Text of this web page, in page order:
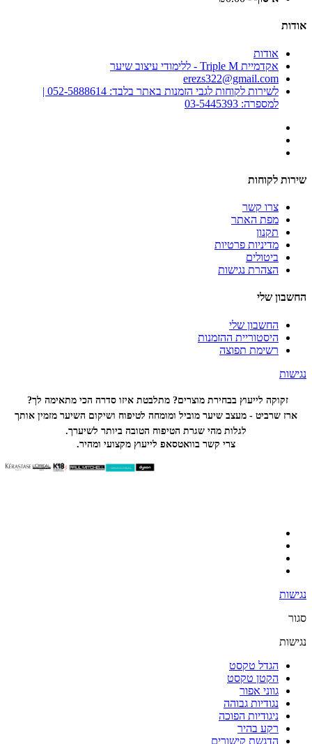
אודות
אודות
אקדמיית Triple M - ללימודי עיצוב שיער
erezs322@gmail.com
לשירות לקוחות לגבי הזמנות באתר בלבד: 052-5888614 |
למספרה: 03-5445393
שירות לקוחות
צרו קשר
מפת האתר
תקנון
מדיניות פרטיות
ביטולים
הצהרת נגישות
החשבון שלי
החשבון שלי
היסטוריית ההזמנות
רשימת תפוצה
נגישות
זקוקה לייעוץ בבחירת מוצרים? מתלבטת איזו סדרה הכימתאימה לך?
ארז שרביט - מעצב שיער מוביל ומומחה לטיפוח ושיקום השיער מזמין אותך
לגלות מהי שגרת הטיפוח הטובה ביותר לשיערך.
צרי קשר בוואטסאפ לייעוץ מקצועי ומהיר.
נגישות
סגור
נגישות
הגדל טקסט
הקטן טקסט
גווני אפור
נגודיות גבוהה
ניגודיות הפוכה
רקע בהיר
הדגשת קישורים